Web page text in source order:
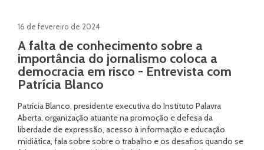
16 de fevereiro de 2024
A falta de conhecimento sobre a
importância do jornalismo coloca a
democracia em risco - Entrevista com
Patrícia Blanco
Patrícia Blanco, presidente executiva do Instituto Palavra
Aberta, organização atuante na promoção e defesa da
liberdade de expressão, acesso à informação e educação
midiática, fala sobre sobre o trabalho e os desafios quando se